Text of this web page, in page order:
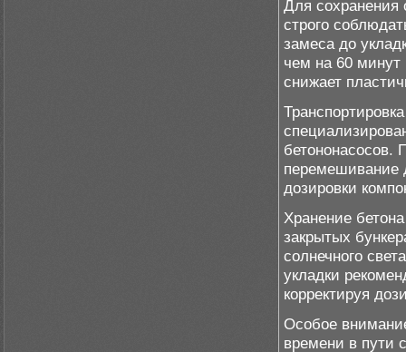
Для сохранения
строго
замеса до
чем на 60 минут
снижает
бетононасосов.
перемешивание
дозировки
Хранение
закрытых
солнечного
укладки
корректируя
Особое
времени в пути